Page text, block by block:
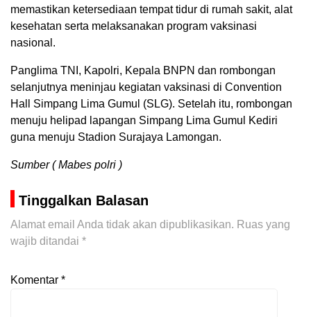
memastikan ketersediaan tempat tidur di rumah sakit, alat
kesehatan serta melaksanakan program vaksinasi
nasional.
Panglima TNI, Kapolri, Kepala BNPN dan rombongan
selanjutnya meninjau kegiatan vaksinasi di Convention
Hall Simpang Lima Gumul (SLG). Setelah itu, rombongan
menuju helipad lapangan Simpang Lima Gumul Kediri
guna menuju Stadion Surajaya Lamongan.
Sumber ( Mabes polri )
Tinggalkan Balasan
Alamat email Anda tidak akan dipublikasikan. Ruas yang
wajib ditandai *
Komentar *